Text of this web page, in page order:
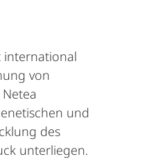
international
von
und
des
unterliegen.